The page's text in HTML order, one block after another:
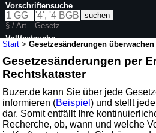
Start >Gesetzesänderungen überwachen
Gesetzesänderungen per
Rechtskataster
Buzer.de kann Sie über jede
informieren (Beispiel) und stellt
dar. Somit entfällt Ihre
Recherche, ob, wann und welche
Vorschriftensuche
§ / Art.
Gesetz
Volltextsuche